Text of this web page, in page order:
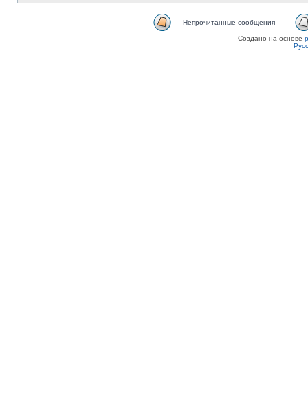
Непрочитанные сообщения
Создано на основе